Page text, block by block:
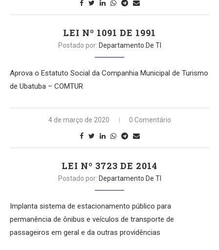
LEI Nº 1091 DE 1991
Postado por: Departamento De TI
Aprova o Estatuto Social da Companhia Municipal de Turismo
de Ubatuba – COMTUR
4 de março de 2020 0 Comentário
LEI Nº 3723 DE 2014
Postado por: Departamento De TI
Implanta sistema de estacionamento público para
permanência de ônibus e veículos de transporte de
passageiros em geral e da outras providências